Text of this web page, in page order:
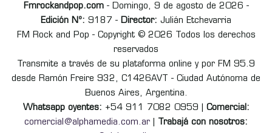
Fmrockandpop.com- Domingo, 9 de agosto de 2026 -
Edición Nº: 9187 - Director: Julián Etchevarria
FM Rock and Pop - Copyright © 2026 Todos los derechos
reservados
Transmite a través de su plataforma online y por FM 95.9
desde Ramón Freire 932, C1426AVT - Ciudad Autónoma de
Buenos Aires, Argentina.
Whatsapp oyentes: +54 911 7082 0959 | Comercial:
comercial@alphamedia.com.ar
Trabajá con nosotros: